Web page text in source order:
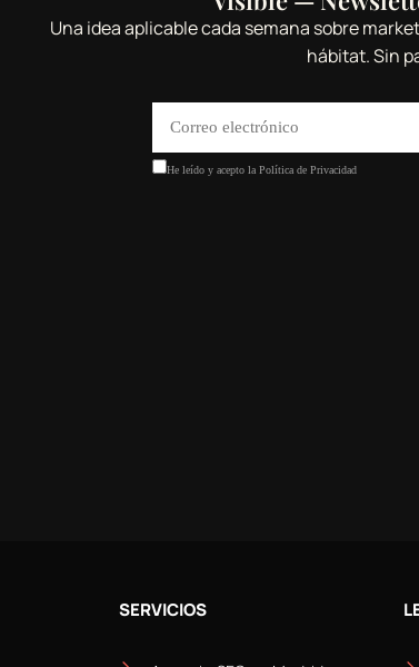
Una idea aplicable cada semana sobre
hábitat. Sin
SERVICIOS